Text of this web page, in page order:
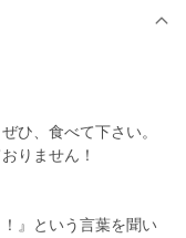
ひ、食べて下さい。
りません！
』という言葉を聞い